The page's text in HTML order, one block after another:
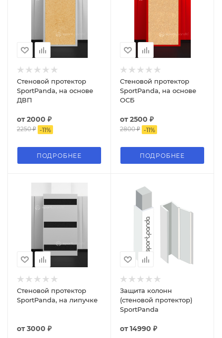
Стеновой протектор
SportPanda, на основе
ДВП
от2000 ₽
2250 ₽ -11%
ПОДРОБНЕЕ
Стеновой протектор
SportPanda, на основе
ОСБ
от2500 ₽
2800 ₽ -11%
ПОДРОБНЕЕ
Стеновой протектор
SportPanda, на липучке
от3000 ₽
Защита колонн
(стеновой протектор)
SportPanda
от14990 ₽